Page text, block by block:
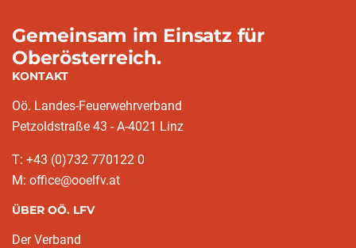
Gemeinsam im Einsatz für
Oberösterreich.
KONTAKT
Oö. Landes-Feuerwehrverband
Petzoldstraße 43 - A-4021 Linz
T: +43 (0)732 770122 0
M: office@ooelfv.at
ÜBER OÖ. LFV
Der Verband